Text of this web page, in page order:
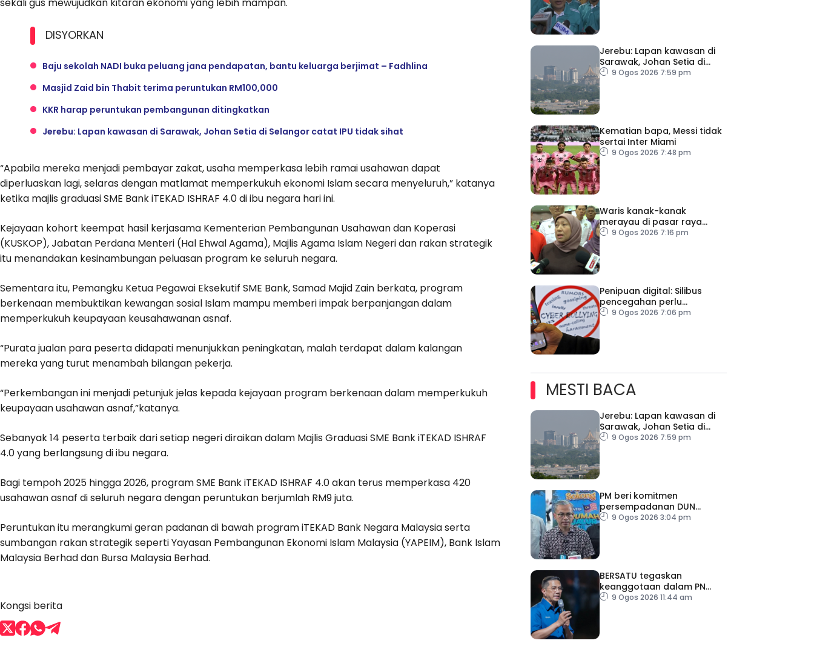
sekali gus mewujudkan kitaran ekonomi yang lebih mampan.
DISYORKAN
Baju sekolah NADI buka peluang jana pendapatan, bantu keluarga berjimat – Fadhlina
Masjid Zaid bin Thabit terima peruntukan RM100,000
KKR harap peruntukan pembangunan ditingkatkan
Jerebu: Lapan kawasan di Sarawak, Johan Setia di Selangor catat IPU tidak sihat
“Apabila mereka menjadi pembayar zakat, usaha memperkasa lebih ramai usahawan dapat
diperluaskan lagi, selaras dengan matlamat memperkukuh ekonomi Islam secara menyeluruh,” katanya
ketika majlis graduasi SME Bank iTEKAD ISHRAF 4.0 di ibu negara hari ini.
Kejayaan kohort keempat hasil kerjasama Kementerian Pembangunan Usahawan dan Koperasi
(KUSKOP), Jabatan Perdana Menteri (Hal Ehwal Agama), Majlis Agama Islam Negeri dan rakan strategik
itu menandakan kesinambungan peluasan program ke seluruh negara.
Sementara itu, Pemangku Ketua Pegawai Eksekutif SME Bank, Samad Majid Zain berkata, program
berkenaan membuktikan kewangan sosial Islam mampu memberi impak berpanjangan dalam
memperkukuh keupayaan keusahawanan asnaf.
“Purata jualan para peserta didapati menunjukkan peningkatan, malah terdapat dalam kalangan
mereka yang turut menambah bilangan pekerja.
“Perkembangan ini menjadi petunjuk jelas kepada kejayaan program berkenaan dalam memperkukuh
keupayaan usahawan asnaf,”katanya.
Sebanyak 14 peserta terbaik dari setiap negeri diraikan dalam Majlis Graduasi SME Bank iTEKAD ISHRAF
4.0 yang berlangsung di ibu negara.
Bagi tempoh 2025 hingga 2026, program SME Bank iTEKAD ISHRAF 4.0 akan terus memperkasa 420
usahawan asnaf di seluruh negara dengan peruntukan berjumlah RM9 juta.
Peruntukan itu merangkumi geran padanan di bawah program iTEKAD Bank Negara Malaysia serta
sumbangan rakan strategik seperti Yayasan Pembangunan Ekonomi Islam Malaysia (YAPEIM), Bank Islam
Malaysia Berhad dan Bursa Malaysia Berhad.
Kongsi berita
Jerebu: Lapan kawasan di
Sarawak, Johan Setia di
Selangor catat IPU tidak
9 Ogos 2026 7:59 pm
Kematian bapa, Messi tidak
sertai Inter Miami
9 Ogos 2026 7:48 pm
Waris kanak-kanak
merayau di pasar raya
Terengganu diminta tampil
9 Ogos 2026 7:16 pm
Penipuan digital: Silibus
pencegahan perlu
diperkenalkan – PPIM
9 Ogos 2026 7:06 pm
MESTI BACA
Jerebu: Lapan kawasan di
Sarawak, Johan Setia di
Selangor catat IPU tidak
9 Ogos 2026 7:59 pm
PM beri komitmen
persempadanan DUN
Sarawak, minta laporan SPR
9 Ogos 2026 3:04 pm
BERSATU tegaskan
keanggotaan dalam PN
masih sah
9 Ogos 2026 11:44 am